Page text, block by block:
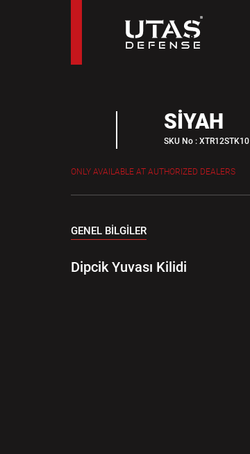
SİYAH
SKU No : XTR12STK10
ONLY AVAILABLE AT AUTHORIZED DEALERS
GENEL BİLGİLER
Dipcik Yuvası Kilidi